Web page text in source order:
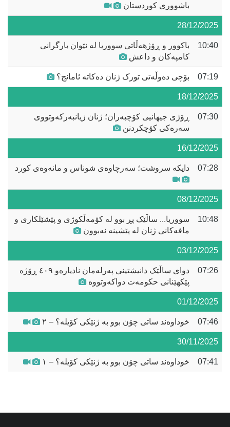
باشووری کوردستان
28/12/2025
10:40
باکوور و ڕۆژهەڵاتی سووریا لە نێوان بارگرانی
کامپەکان و داعش
07:19 بۆچی دەوڵەتی تورک ژنان دەکاتە ئامانج؟
18/12/2025
07:30
ڕۆژى جیهانیى کۆچبه‌ران؛ ژنان زیانبەرکەوتووی
سەرەکی کۆچکردنن
16/12/2025
07:28 دایکە سروشت؛ سەرچاوەی شوناس و مانەوەی کورد
08/12/2025
10:48
سووریا... ساڵێک پڕ بوو لە کۆمەڵکوژی و پێشێلکاری و
مافەکانی ژنان لە پێشینە نەبوون
03/12/2025
07:26
دوای ساڵێک دانیشتینی پەرلەمان نادیارەو ٤٠٩ ڕۆژە
پێکهێنانی حکومەت دواکەوتووە
01/12/2025
07:46 خوداوەند ساتی چۆن بوو بە ژنێکی کۆیلە؟ – ٢
30/11/2025
07:41 خوداوەند ساتی چۆن بوو بە ژنێکی کۆیلە؟ – ١